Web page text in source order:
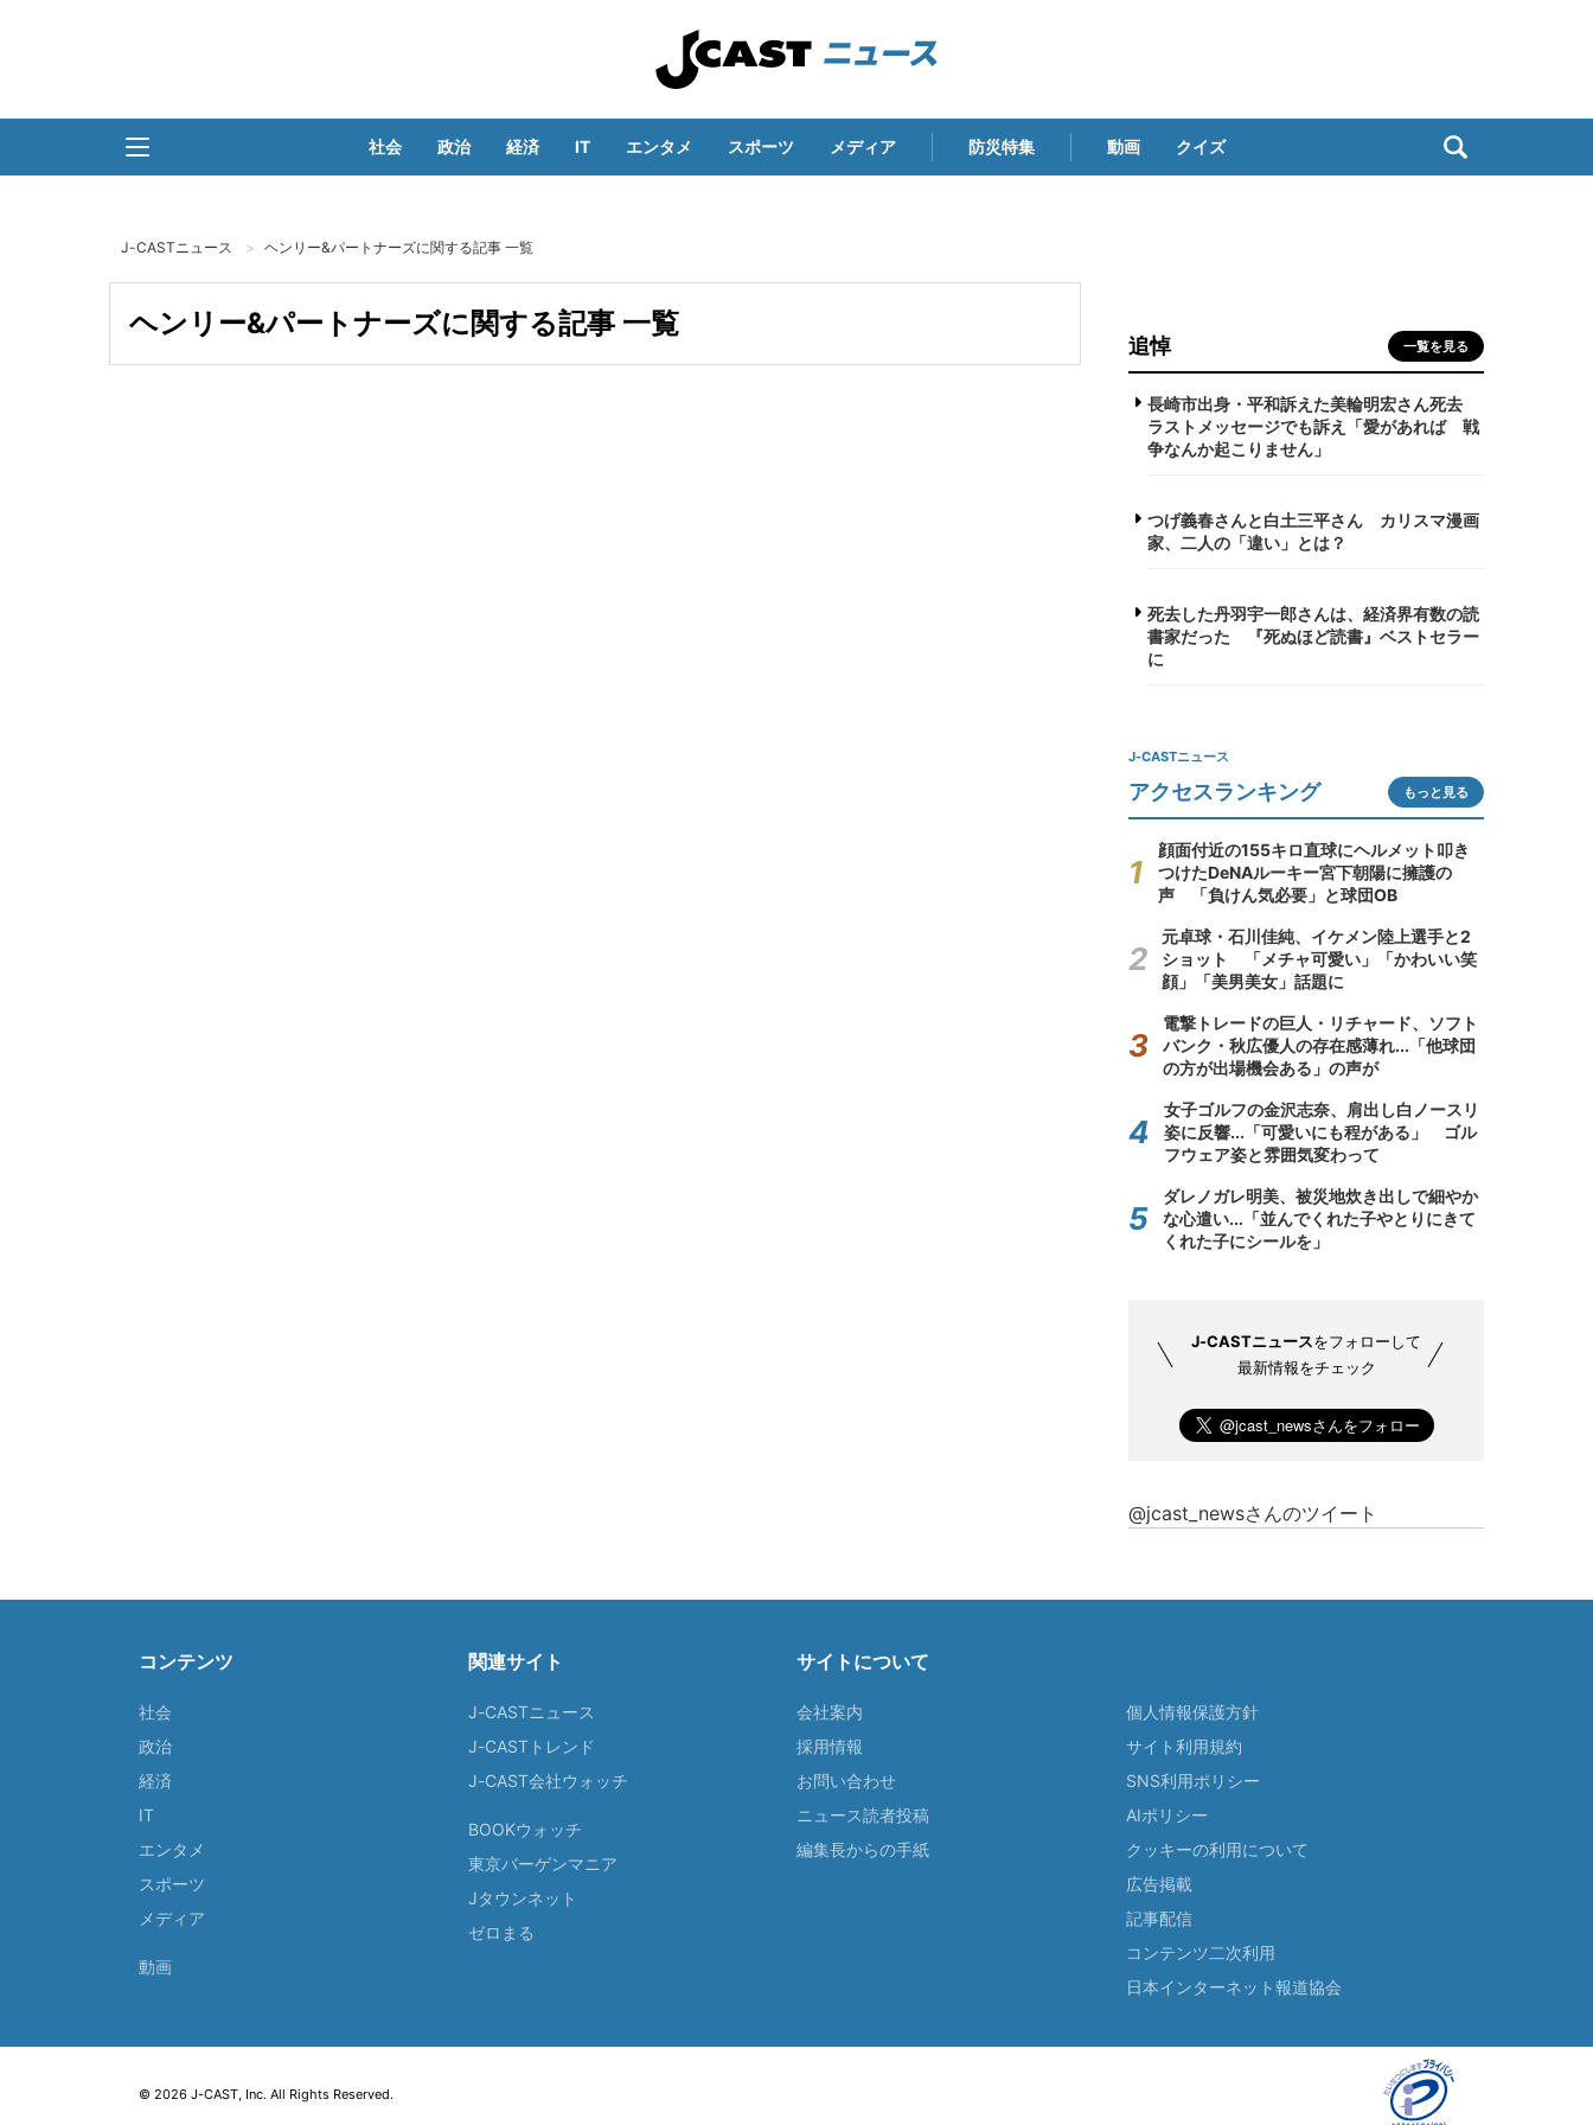
社会 政治 経済 IT エンタメ スポーツ メディア 防災特集 動画 クイズ
J-CASTニュース ヘンリー&パートナーズに関する記事 一覧
ヘンリー&パートナーズに関する記事 一覧
追悼 一覧を見る
長崎市出身・平和訴えた美輪明宏さん死去
ラストメッセージでも訴え「愛があれば 戦
争なんか起こりません」
つげ義春さんと白土三平さん カリスマ漫画
家、二人の「違い」とは？
死去した丹羽宇一郎さんは、経済界有数の読
書家だった 『死ぬほど読書』ベストセラー
に
J-CASTニュース
アクセスランキング もっと見る
顔面付近の155キロ直球にヘルメット叩き
つけたDeNAルーキー宮下朝陽に擁護の
声 「負けん気必要」と球団OB
元卓球・石川佳純、イケメン陸上選手と2
ショット 「メチャ可愛い」「かわいい笑
顔」「美男美女」話題に
電撃トレードの巨人・リチャード、ソフト
バンク・秋広優人の存在感薄れ...「他球団
の方が出場機会ある」の声が
女子ゴルフの金沢志奈、肩出し白ノースリ
姿に反響...「可愛いにも程がある」 ゴル
フウェア姿と雰囲気変わって
ダレノガレ明美、被災地炊き出しで細やか
な心遣い...「並んでくれた子やとりにきて
くれた子にシールを」
J-CASTニュースをフォローして
最新情報をチェック
@jcast_newsさんのツイート
コンテンツ
社会
政治
経済
IT
エンタメ
スポーツ
メディア
動画
関連サイト
J-CASTニュース
J-CASTトレンド
J-CAST会社ウォッチ
BOOKウォッチ
東京バーゲンマニア
Jタウンネット
ゼロまる
サイトについて
会社案内
採用情報
お問い合わせ
ニュース読者投稿
編集長からの手紙
個人情報保護方針
サイト利用規約
SNS利用ポリシー
AIポリシー
クッキーの利用について
広告掲載
記事配信
コンテンツ二次利用
日本インターネット報道協会
© 2026 J-CAST, Inc. All Rights Reserved.